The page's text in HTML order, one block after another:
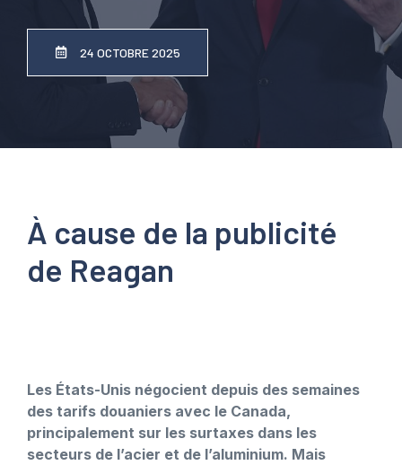
24 OCTOBRE 2025
À cause de la publicité
de Reagan
Les États-Unis négocient depuis des semaines
des tarifs douaniers avec le Canada,
principalement sur les surtaxes dans les
secteurs de l’acier et de l’aluminium. Mais